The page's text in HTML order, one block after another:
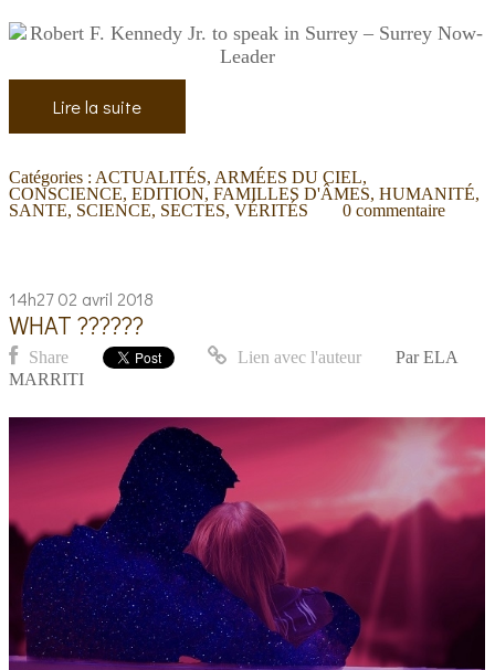
Lire la suite
Catégories : ACTUALITÉS, ARMÉES DU CIEL,
CONSCIENCE,EDITION,FAMILLES D'ÂMES,HUMANITÉ,
SANTE, SCIENCE, SECTES,VÉRITÉS 0 commentaire
14h27 02 avril 2018
WHAT ??????
Share Lien avec l'auteur Par ELA
MARRITI